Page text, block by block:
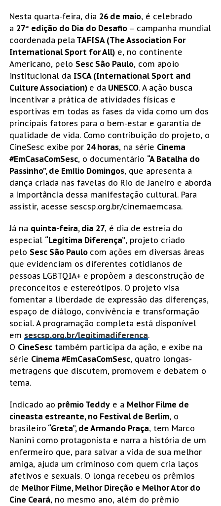
Nesta quarta-feira, dia 26 de maio, é celebrado
a 27ª edição do Dia do Desafio – campanha mundial
coordenada pela TAFISA (The Association For
International Sport for All)e, no continente
Americano, pelo Sesc São Paulo, com apoio
institucional da ISCA (International Sport and
Culture Association) e da UNESCO. A ação busca
incentivar a prática de atividades físicas e
esportivas em todas as fases da vida como um dos
principais fatores para o bem-estar e garantia de
qualidade de vida. Como contribuição do projeto, o
CineSesc exibe por 24 horas, na série Cinema
#EmCasaComSesc, o documentário “A Batalha do
Passinho”, de Emílio Domingos, que apresenta a
dança criada nas favelas do Rio de Janeiro e aborda
a importância dessa manifestação cultural. Para
assistir, acesse sescsp.org.br/cinemaemcasa.
Já na quinta-feira, dia 27, é dia de estreia do
especial “Legítima Diferença”, projeto criado
pelo Sesc São Paulo com ações em diversas áreas
que evidenciam os diferentes cotidianos de
pessoas LGBTQIA+ e propõem a desconstrução de
preconceitos e estereótipos. O projeto visa
fomentar a liberdade de expressão das diferenças,
espaço de diálogo, convivência e transformação
social. A programação completa está disponível
em sescsp.org.br/legitimadiferenca.
O CineSesctambém participa da ação, e exibe na
série Cinema #EmCasaComSesc, quatro longas-
metragens que discutem, promovem e debatem o
tema.
Indicado ao prêmio Teddye a Melhor Filme de
cineasta estreante, no Festival de Berlim, o
brasileiro “Greta”, de Armando Praça, tem Marco
Nanini como protagonista e narra a história de um
enfermeiro que, para salvar a vida de sua melhor
amiga, ajuda um criminoso com quem cria laços
afetivos e sexuais. O longa recebeu os prêmios
de Melhor Filme, Melhor Direção e Melhor Ator do
Cine Ceará, no mesmo ano, além do prêmio